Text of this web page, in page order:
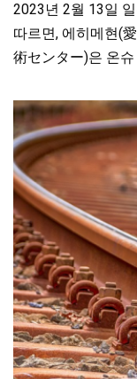
2023년 2월 13일
따르면, 에히메현(
術センター)은 온